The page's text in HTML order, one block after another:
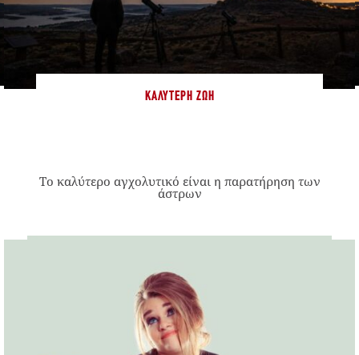
ΚΑΛΎΤΕΡΗ ΖΩΉ
Το καλύτερο αγχολυτικό είναι η παρατήρηση των
άστρων